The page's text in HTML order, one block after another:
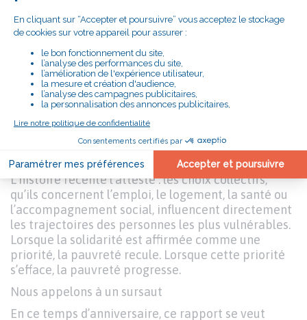
personnes étrangères privées de droits, la hausse
des personnes à l’état de santé dégradé. Elles
rappellent aussi une évidence trop souvent oubliée
: occuper un emploi ne protège plus
nécessairement de la pauvreté.
Ces constats ne sont pas que statistiques. Ils
traduisent des vies cabossées, des parcours brisés,
des enfants qui subissent la pauvreté de leurs
parents. Ils disent surtout une chose : la pauvreté
n’est pas un choix et encore moins une fatalité.
L’histoire récente l’atteste : les choix collectifs,
qu’ils concernent l’emploi, le logement, la santé ou
l’accompagnement social, influencent directement
les trajectoires des personnes les plus vulnérables.
Lorsque la solidarité est affirmée comme une
priorité, la pauvreté recule. Lorsque cette priorité
s’efface, la pauvreté progresse.
Nous appelons à un sursaut
En ce temps d’anniversaire, ce rapport se veut